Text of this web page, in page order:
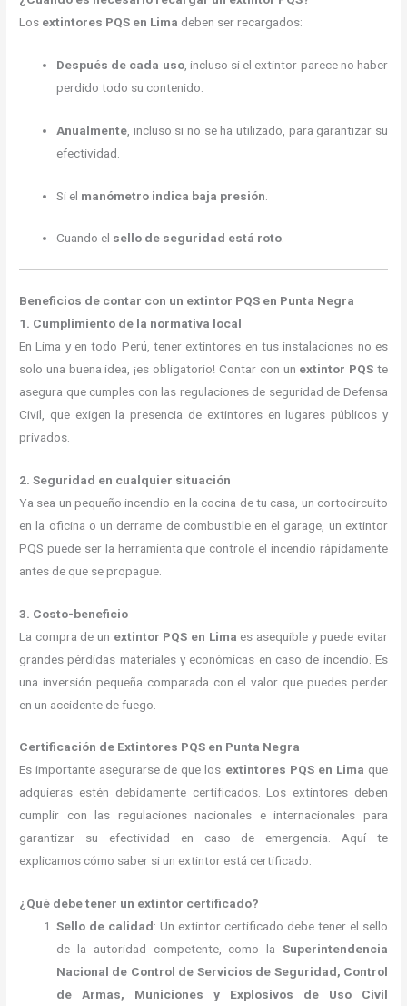
Los extintores PQS en Lima deben ser recargados:
Después de cada uso, incluso si el extintor parece no haber
perdido todo su contenido.
Anualmente , incluso si no se ha utilizado, para garantizar su
efectividad.
Si el manómetro indica baja presión
Cuando el sello de seguridad está roto.
Beneficios de contar con un extintor PQS en Punta Negra
1. Cumplimiento de la normativa local
En Lima y en todo Perú, tener extintores en tus instalaciones no es
solo una buena idea, ¡es obligatorio! Contar con un extintor PQS te
asegura que cumples con las regulaciones de seguridad de Defensa
Civil, que exigen la presencia de extintores en lugares públicos y
privados.
2. Seguridad en cualquier situación
Ya sea un pequeño incendio en la cocina de tu casa, un cortocircuito
en la oficina o un derrame de combustible en el garage, un extintor
PQS puede ser la herramienta que controle el incendio rápidamente
antes de que se propague.
3. Costo-beneficio
La compra de un extintor PQS en Lima es asequible y puede evitar
grandes pérdidas materiales y económicas en caso de incendio. Es
una inversión pequeña comparada con el valor que puedes perder
en un accidente de fuego.
Certificación de Extintores PQS en Punta Negra
Es importante asegurarse de que los extintores PQS en Lima que
adquieras estén debidamente certificados. Los extintores deben
cumplir con las regulaciones nacionales e internacionales para
garantizar su efectividad en caso de emergencia. Aquí te
explicamos cómo saber si un extintor está certificado:
¿Qué debe tener un extintor certificado?
Sello de calidad: Un extintor certificado debe tener el sello
de la autoridad competente, como la Superintendencia
Nacional de Control de Servicios de Seguridad, Control
de Armas, Municiones y Explosivos de Uso Civil